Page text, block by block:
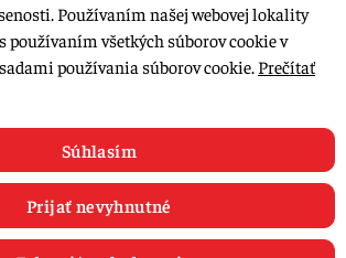
s.r.o. všetky práva vyhradené.
Používaním našej webovej lokality
používaním všetkých súborov cookie v
používania súborov cookie. Prečítať
Súhlasím
Prijať nevyhnutné